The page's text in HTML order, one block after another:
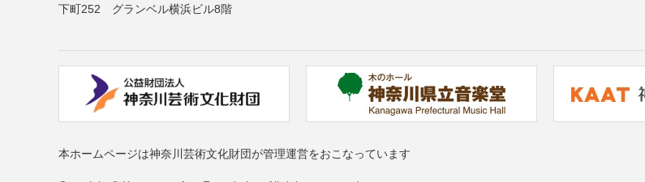
下町252 グランベル横浜ビル8階
本ホームページは神奈川芸術文化財団が管理運営をおこなっています